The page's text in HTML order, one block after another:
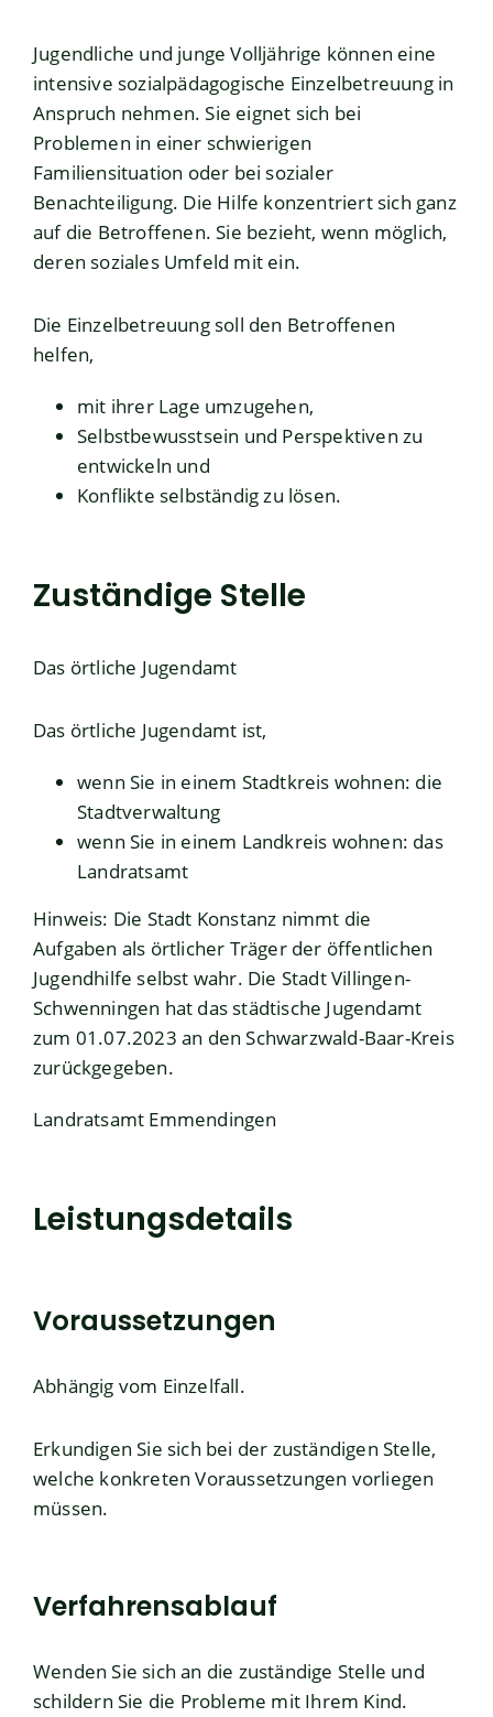
Jugendliche und junge Volljährige können eine
intensive sozialpädagogische Einzelbetreuung in
Anspruch nehmen. Sie eignet sich bei
Problemen in einer schwierigen
Familiensituation oder bei sozialer
Benachteiligung. Die Hilfe konzentriert sich ganz
auf die Betroffenen. Sie bezieht, wenn möglich,
deren soziales Umfeld mit ein.
Die Einzelbetreuung soll den Betroffenen
helfen,
mit ihrer Lage umzugehen,
Selbstbewusstsein und Perspektiven zu
entwickeln und
Konflikte selbständig zu lösen.
Zuständige Stelle
Das örtliche Jugendamt
Das örtliche Jugendamt ist,
wenn Sie in einem Stadtkreis wohnen: die
Stadtverwaltung
wenn Sie in einem Landkreis wohnen: das
Landratsamt
Hinweis: Die Stadt Konstanz nimmt die
Aufgaben als örtlicher Träger der öffentlichen
Jugendhilfe selbst wahr. Die Stadt Villingen-
Schwenningen hat das städtische Jugendamt
zum 01.07.2023 an den Schwarzwald-Baar-Kreis
zurückgegeben.
Landratsamt Emmendingen
Leistungsdetails
Voraussetzungen
Abhängig vom Einzelfall.
Erkundigen Sie sich bei der zuständigen Stelle,
welche konkreten Voraussetzungen vorliegen
müssen.
Verfahrensablauf
Wenden Sie sich an die zuständige Stelle und
schildern Sie die Probleme mit Ihrem Kind.